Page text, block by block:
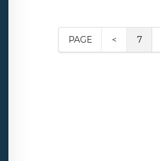
PAGE < 7